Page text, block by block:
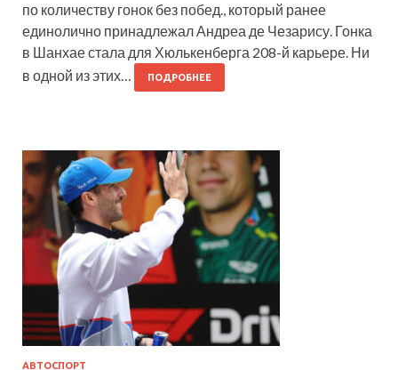
по количеству гонок без побед., который ранее
единолично принадлежал Андреа де Чезарису. Гонка
в Шанхае стала для Хюлькенберга 208-й карьере. Ни
в одной из этих…
ПОДРОБНЕЕ
АВТОСПОРТ